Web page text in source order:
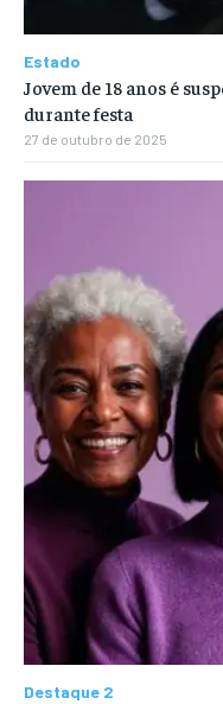
Estado
Jovem de 18 anos é
durante festa
27 de outubro de 2025
Destaque 2